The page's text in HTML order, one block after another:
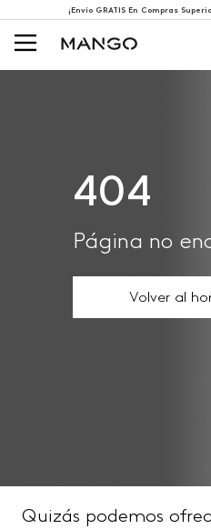
¡Envío GRATIS En Compras
404
Página no
Volver al
Quizás podemos